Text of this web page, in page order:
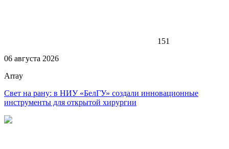
151
06 августа 2026
Array
Свет на рану: в НИУ «БелГУ» создали инновационные
инструменты для открытой хирургии